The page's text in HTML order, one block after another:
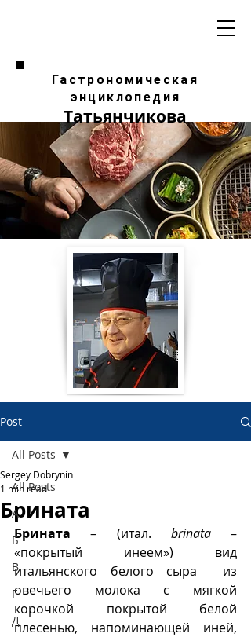
Гастрономическая
энциклопедия
Татьянчикова
Post
All Posts
А
Б
В
Г
Д
All Posts
Брината
Sergey Dobrynin
1 min read
Брината – (итал. brinata
–
«покрытый инеем») вид
итальянского белого сыра  из
овечьего молока с мягкой
корочкой покрытой белой
плесенью, напоминающей иней,